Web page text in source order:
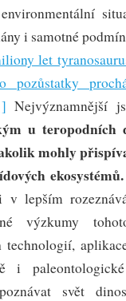
i samotné
let
pozůstatky
Nejvýznamnější
u teropodních
mohly
ekosystémů.
v lepším
výzkumy
technologií,
i
svět